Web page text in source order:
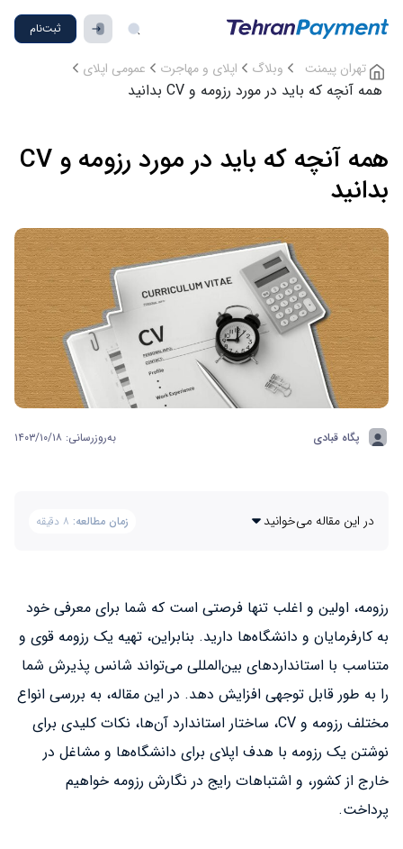
ثبت‌نام
تهران پیمنت وبلاگ اپلای و مهاجرت عمومی اپلای
همه آنچه که باید در مورد رزومه و CV بدانید
همه آنچه که باید در مورد رزومه و CV
بدانید
پگاه قبادی به‌روزرسانی: ۱۴۰۳/۱۰/۱۸
در این مقاله می‌خوانید زمان مطالعه: ۸ دقیقه
رزومه، اولین و اغلب تنها فرصتی است که شما برای معرفی خود
به کارفرمایان و دانشگاه‌ها دارید. بنابراین، تهیه یک رزومه قوی و
متناسب با استانداردهای بین‌المللی می‌تواند شانس پذیرش شما
را به طور قابل توجهی افزایش دهد. در این مقاله، به بررسی انواع
مختلف رزومه و CV، ساختار استاندارد آن‌ها، نکات کلیدی برای
نوشتن یک رزومه با هدف اپلای برای دانشگاه‌ها و مشاغل در
خارج از کشور، و اشتباهات رایج در نگارش رزومه خواهیم
پرداخت.